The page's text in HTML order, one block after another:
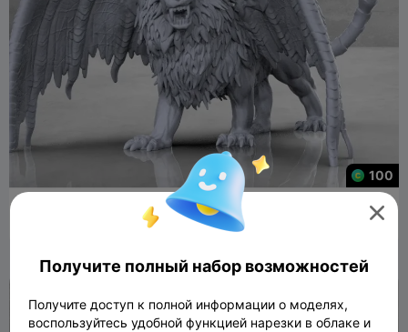
100
Мантикора - настольная миниатюра

Получите полный набор возможностей
Получите доступ к полной информации о моделях,
воспользуйтесь удобной функцией нарезки в облаке и